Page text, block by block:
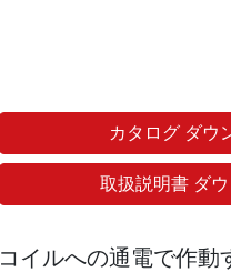
カタログ ダウ
取扱説明書 ダ
コイルへの通電で作